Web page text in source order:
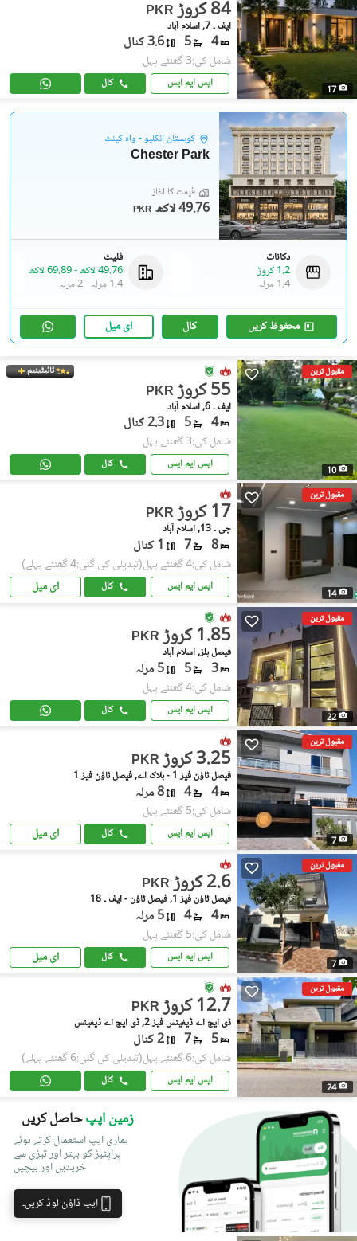
17
PKR 84 کروڑ
ایف ۔ 7, اسلام آباد
4
5 3.6 کنال
شامل کی:3 گھنٹے پہل
ایس ایم ایس کال
کوہستان انکلیو - واہ کینٹ
Chester Park
قیمت کا آغاز
PKR 49.76 لاکھ
دکانات
1.2 کروڑ
1.4 مرلہ
فلیٹ
49.76 لاکھ
-69.89 لاکھ
1.4 مرلہ
-2 مرلہ
محفوظ کریں کال ای میل
مقبول ترین
10
ٹائیٹینیم
PKR 55 کروڑ
ایف ۔ 6, اسلام آباد
4
5 2.3 کنال
شامل کی:3 گھنٹے پہل
ایس ایم ایس کال
مقبول ترین
14
PKR 17 کروڑ
جی ۔ 13, اسلام آباد
8
7 1 کنال
شامل کی:4 گھنٹے پہل (تبدیلی کی گئی:4 گھنٹے پہلے)
ایس ایم ایس کال ای میل
مقبول ترین
22
PKR 1.85 کروڑ
فیصل ہلز, اسلام آباد
3
5 5 مرلہ
شامل کی:4 گھنٹے پہل
ایس ایم ایس کال
مقبول ترین
7
PKR 3.25 کروڑ
فیصل ٹاؤن فیز 1 - بلاک اے, فیصل ٹاؤن فیز 1
4
4 8 مرلہ
شامل کی:5 گھنٹے پہل
ایس ایم ایس کال ای میل
مقبول ترین
7
PKR 2.6 کروڑ
فیصل ٹاؤن فیز 1, فیصل ٹاؤن - ایف ۔ 18
4
4 5 مرلہ
شامل کی:5 گھنٹے پہل
ایس ایم ایس کال ای میل
مقبول ترین
24
PKR 12.7 کروڑ
ڈی ایچ اے ڈیفینس فیز 2, ڈی ایچ اے ڈیفینس
5
7 2 کنال
شامل کی:6 گھنٹے پہل (تبدیلی کی گئی:6 گھنٹے پہلے)
ایس ایم ایس کال
زمین اپپحاصل کریں
ہماری ایپ استعمال کرتے ہوئے
پراپٹیز کو بہتر اور تیزی سے
خریدیں اور بیچیں
ایپ ڈاؤن لوڈ کریں۔